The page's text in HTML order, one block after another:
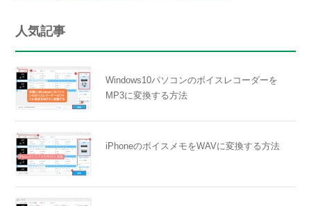
人気記事
Windows10パソコンのボイスレコーダーを
MP3に変換する方法
iPhoneのボイスメモをWAVに変換する方法